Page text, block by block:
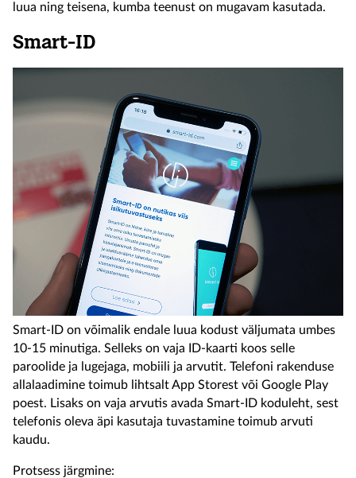
luua ning teisena, kumba teenust on mugavam kasutada.
Smart-ID
Smart-ID on võimalik endale luua kodust väljumata umbes
10-15 minutiga. Selleks on vaja ID-kaarti koos selle
paroolide ja lugejaga, mobiili ja arvutit. Telefoni rakenduse
allalaadimine toimub lihtsalt App Storest või Google Play
poest. Lisaks on vaja arvutis avada Smart-ID koduleht, sest
telefonis oleva äpi kasutaja tuvastamine toimub arvuti
kaudu.
Protsess järgmine: